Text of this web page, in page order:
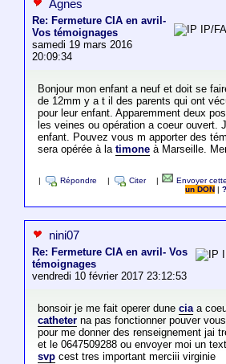
Agnes
Re: Fermeture CIA en avril-
Vos témoignages
samedi 19 mars 2016
20:09:34
IP/
Bonjour mon enfant a neuf et doit se
de 12mm y a t il des parents qui ont
pour leur enfant. Apparemment deux
les veines ou opération a coeur ouvert.
enfant. Pouvez vous m apporter des
sera opérée à la timoneà Marseille.
Répondre Citer Envoyer
un DON
|
nini07
Re: Fermeture CIA en avril- Vos
témoignages
vendredi 10 février 2017 23:12:53
bonsoir je me fait operer dune ciaa
catheterna pas fonctionner pouver
pour me donner des renseignement jai
et le 0647509288 ou envoyer moi un
svpcest tres important merciii virginie